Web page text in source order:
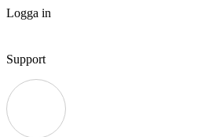
Logga in
Support